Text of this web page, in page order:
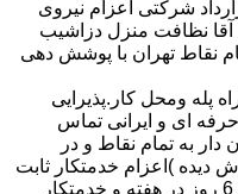
شرکتی اعزام نیروی
نظافت منزل دزاشیب
نقاط تهران با پوشش دهی
پله ومحل کار.پذیرایی
ای و ایرانی تماس
به تمام نقاط و در
دیده )اعزام خدمتکار ثابت
روزانه (خانم)از 1 روز درهفته تا 6 روز در هفته و خدمتکار